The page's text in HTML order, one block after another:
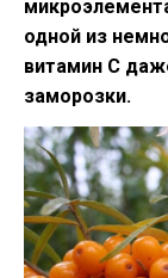
одной из
витамин С
заморозки.